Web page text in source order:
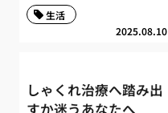
2025.08.10
生活
しゃくれ治療へ踏み出
すか迷うあなたへ